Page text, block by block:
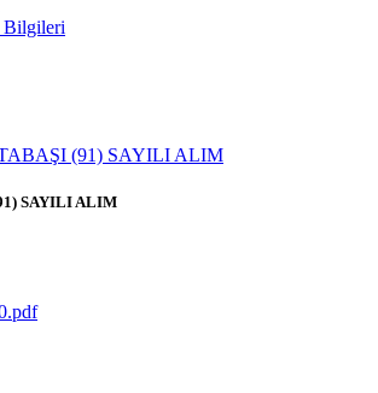
Bilgileri
(91) SAYILI ALIM
SAYILI ALIM